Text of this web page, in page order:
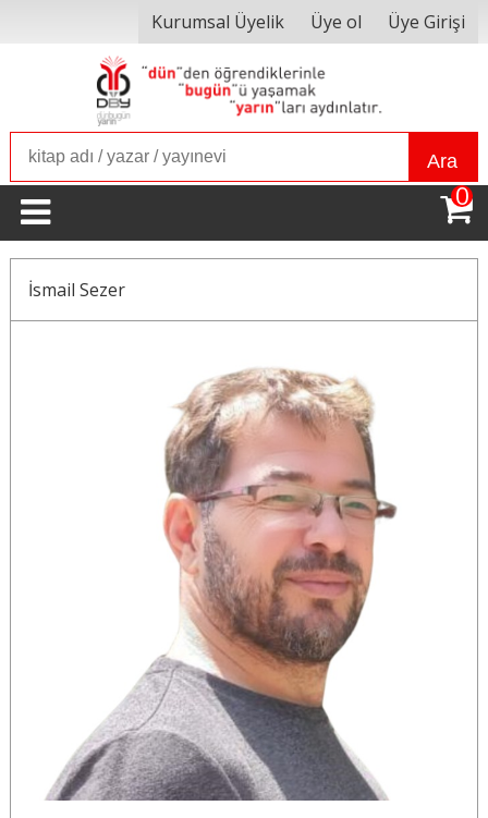
Kurumsal Üyelik Üye ol Üye Girişi
Ara
0
İsmail Sezer